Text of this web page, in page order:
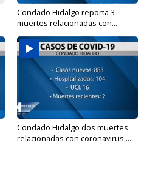
Condado Hidalgo reporta 3
muertes relacionadas con...
Condado Hidalgo dos muertes
relacionadas con coronavirus,...